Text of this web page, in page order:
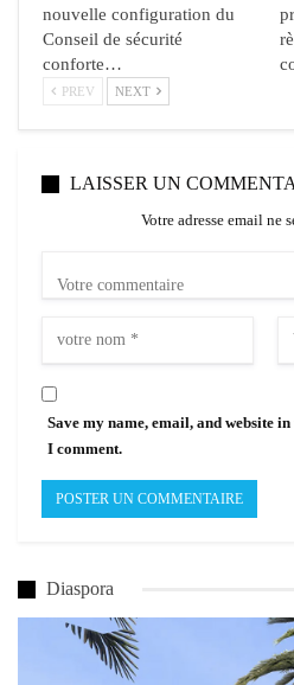
nouvelle configuration du
Conseil de sécurité
conforte…
PREV NEXT
LAISSER UN
Votre adresse email ne
Save my name, email, and website
I comment.
Diaspora